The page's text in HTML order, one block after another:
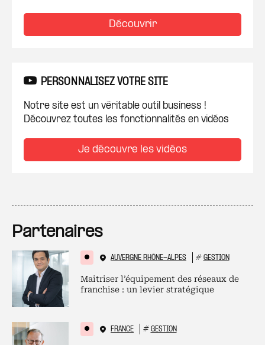
Découvrir
PERSONNALISEZ VOTRE SITE
Notre site est un véritable outil business !
Découvrez toutes les fonctionnalités en vidéos
Je découvre les vidéos
Partenaires
AUVERGNE RHÔNE-ALPES # GESTION
Maitriser l’équipement des réseaux de
franchise : un levier stratégique
FRANCE # GESTION